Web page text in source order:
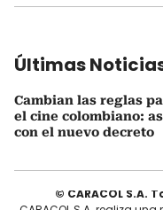
Últimas
Cambian las reglas
el cine colombiano:
con el nuevo decreto
© CARACOL S.A.